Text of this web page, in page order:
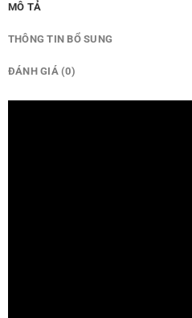
MÔ TẢ
THÔNG TIN BỔ SUNG
ĐÁNH GIÁ (0)